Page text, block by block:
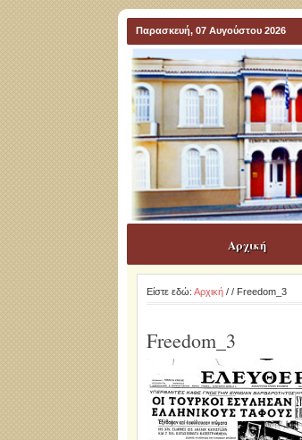
Παρασκευή, 07 Αυγούστου 2026
Αρχική
Είστε εδώ: Αρχική/ / Freedom_3
Freedom_3